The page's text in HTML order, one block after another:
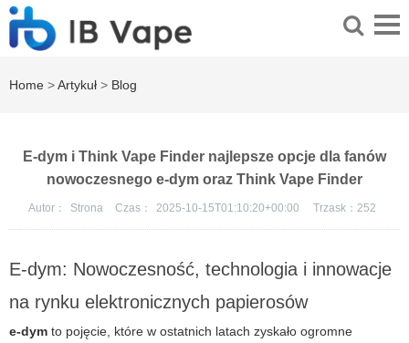
Home >Artykuł > Blog
E-dym i Think Vape Finder najlepsze opcje dla fanów
nowoczesnego e-dym oraz Think Vape Finder
Autor： Strona Czas： 2025-10-15T01:10:20+00:00 Trzask： 252
E-dym: Nowoczesność, technologia i innowacje
na rynku elektronicznych papierosów
e-dym to pojęcie, które w ostatnich latach zyskało ogromne